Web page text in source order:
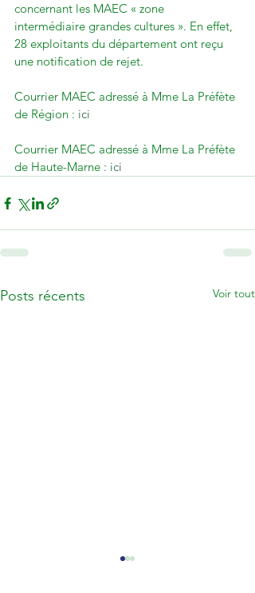
concernant les MAEC « zone
intermédiaire grandes cultures ». En effet,
28 exploitants du département ont reçu
une notification de rejet.
Courrier MAEC adressé à Mme La Préfète
de Région : ici
Courrier MAEC adressé à Mme La Préfète
de Haute-Marne : ici
Posts récents Voir tout